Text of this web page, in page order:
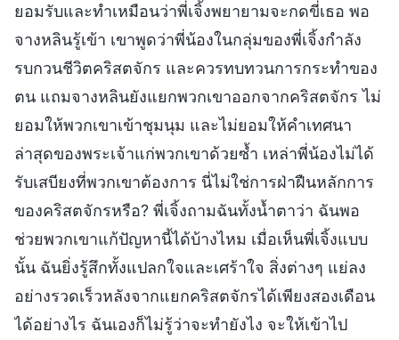
ยอมรับและทำเหมือนว่าพี่เจิ้งพยายามจะกดขี่เธอ พอ
จางหลินรู้เข้า เขาพูดว่าพี่น้องในกลุ่มของพี่เจิ้งกำลัง
รบกวนชีวิตคริสตจักร และควรทบทวนการกระทำของ
ตน แถมจางหลินยังแยกพวกเขาออกจากคริสตจักร ไม่
ยอมให้พวกเขาเข้าชุมนุม และไม่ยอมให้คำเทศนา
ล่าสุดของพระเจ้าแก่พวกเขาด้วยซ้ำ เหล่าพี่น้องไม่ได้
รับเสบียงที่พวกเขาต้องการ นี่ไม่ใช่การฝ่าฝืนหลักการ
ของคริสตจักรหรือ? พี่เจิ้งถามฉันทั้งน้ำตาว่า ฉันพอ
ช่วยพวกเขาแก้ปัญหานี้ได้บ้างไหม เมื่อเห็นพี่เจิ้งแบบ
นั้น ฉันยิ่งรู้สึกทั้งแปลกใจและเศร้าใจ สิ่งต่างๆ แย่ลง
อย่างรวดเร็วหลังจากแยกคริสตจักรได้เพียงสองเดือน
ได้อย่างไร ฉันเองก็ไม่รู้ว่าจะทำยังไง จะให้เข้าไป